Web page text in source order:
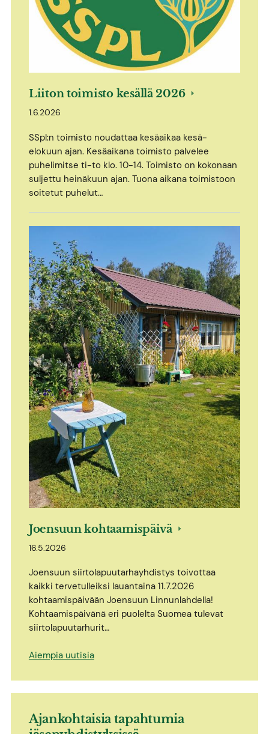
Liiton toimisto kesällä 2026
1.6.2026
SSpl:n toimisto noudattaa kesäaikaa kesä-
elokuun ajan. Kesäaikana toimisto palvelee
puhelimitse ti-to klo. 10-14. Toimisto on kokonaan
suljettu heinäkuun ajan. Tuona aikana toimistoon
soitetut puhelut…
Joensuun kohtaamispäivä
16.5.2026
Joensuun siirtolapuutarhayhdistys toivottaa
kaikki tervetulleiksi lauantaina 11.7.2026
kohtaamispäivään Joensuun Linnunlahdella!
Kohtaamispäivänä eri puolelta Suomea tulevat
siirtolapuutarhurit…
Aiempia uutisia
Ajankohtaisia tapahtumia